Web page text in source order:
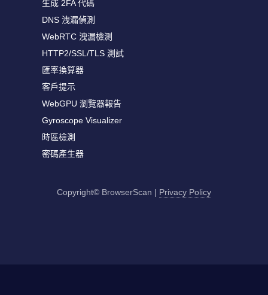
生成 2FA 代碼
DNS 洩漏偵測
WebRTC 洩漏檢測
HTTP2/SSL/TLS 測試
匯率換算器
客戶提示
WebGPU 瀏覽器報告
Gyroscope Visualizer
時區檢測
密碼產生器
Copyright© BrowserScan | Privacy Policy